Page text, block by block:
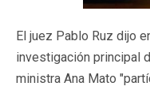
El juez Pablo Ruz dijo
investigación principal
ministra Ana Mato